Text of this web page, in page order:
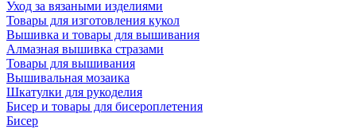
Уход за вязаными изделиями
Товары для изготовления кукол
Вышивка и товары для вышивания
Алмазная вышивка стразами
Товары для вышивания
Вышивальная мозаика
Шкатулки для рукоделия
Бисер и товары для бисероплетения
Бисер